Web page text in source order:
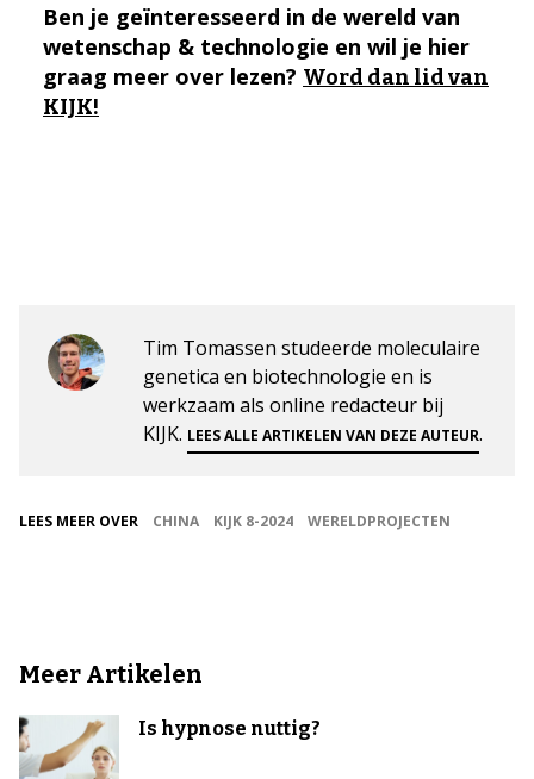
Ben je geïnteresseerd in de wereld van
wetenschap & technologie en wil je hier
graag meer over lezen? Word dan lid van
KIJK!
Tim Tomassen studeerde moleculaire
genetica en biotechnologie en is
werkzaam als online redacteur bij
KIJK. LEES ALLE ARTIKELEN VAN DEZE AUTEUR.
LEES MEER OVER CHINA KIJK 8-2024 WERELDPROJECTEN
Meer Artikelen
Is hypnose nuttig?